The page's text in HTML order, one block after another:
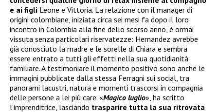
e ai figli Leone e Vittoria. La relazione con il manager di
origini colombiane, iniziata circa sei mesi fa dopo il loro
incontro in Colombia alla fine dello scorso anno, è ormai
vissuta senza particolari riservatezze: Hernandez avrebbe
già conosciuto la madre e le sorelle di Chiara e sembra
essere entrato a tutti gli effetti nella sua quotidianità
familiare. A testimoniare il momento positivo sono anche le
immagini pubblicate dalla stessa Ferragni sui social, tra
panorami lacustri, natura e momenti trascorsi in compagnia
delle persone a lei più care. «Magico luglio», ha scritto
l’imprenditrice, lasciando trasparire tutta la sua ritrovata